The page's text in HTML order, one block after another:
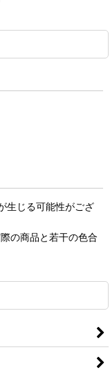
生じる可能性がござ
の商品と若干の色合